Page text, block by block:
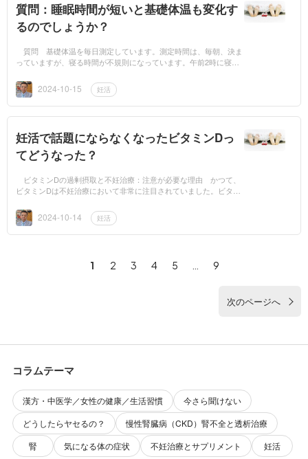
質問：睡眠時間が短いと基礎体温も変化す
るのでしょうか？
質問 基礎体温を毎日測定しています。測定時間は、毎朝、決ま
っていますが、寝る時間が不規則になっています。午前2時に寝
なっていました。...
2024-10-15 妊活
妊活で話題にならなくなったビタミンDっ
てどうなった？
ビタミンDの過剰摂取と不妊治療：注意が必要な理由 かつて、
ビタミンDは不妊治療において非常に注目されていました。ビタミ
は男性の精子の質を...
2024-10-14 妊活
1 2 3 4 5 9
次のページへ
コラムテーマ
漢方・中医学／女性の健康／生活習慣
今さら聞けない
どうしたらヤセるの？
慢性腎臓病（CKD）腎不全と透析治療
腎
気になる体の症状 不妊治療とサプリメント 妊活